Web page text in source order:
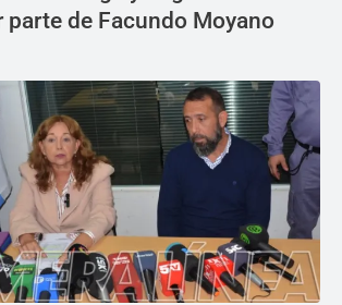
parte de Facundo Moyano